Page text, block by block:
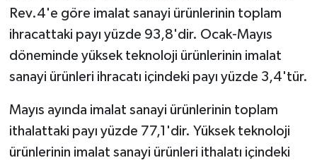
Rev.4'e göre imalat sanayi ürünlerinin toplam
ihracattaki payı yüzde 93,8'dir. Ocak-Mayıs
döneminde yüksek teknoloji ürünlerinin imalat
sanayi ürünleri ihracatı içindeki payı yüzde 3,4'tür.
Mayıs ayında imalat sanayi ürünlerinin toplam
ithalattaki payı yüzde 77,1'dir. Yüksek teknoloji
ürünlerinin imalat sanayi ürünleri ithalatı içindeki